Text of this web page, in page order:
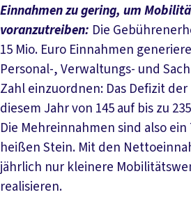
Einnahmen zu gering, um
voranzutreiben: Die
15 Mio. Euro Einnahmen
Personal-, Verwaltungs- und
Zahl einzuordnen: Das Defizit
diesem Jahr von 145 auf bis zu
Die Mehreinnahmen sind also
heißen Stein. Mit den
jährlich nur kleinere
realisieren.